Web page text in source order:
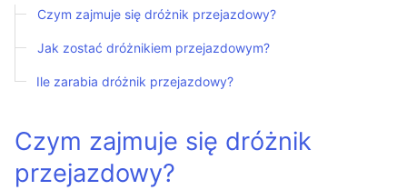
Czym zajmuje się dróżnik przejazdowy?
Jak zostać dróżnikiem przejazdowym?
Ile zarabia dróżnik przejazdowy?
Czym zajmuje się dróżnik
przejazdowy?